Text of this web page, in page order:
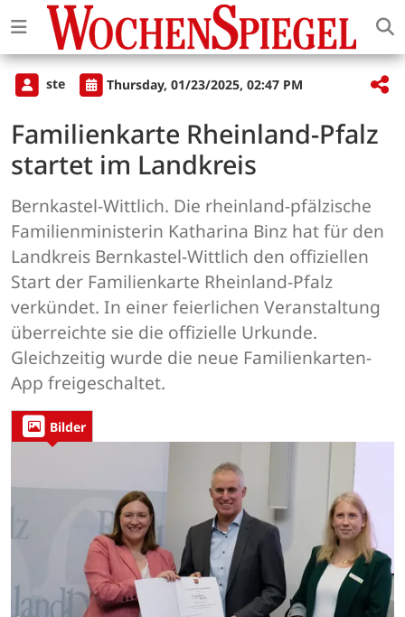
ste Thursday, 01/23/2025, 02:47 PM
Familienkarte Rheinland-Pfalz
startet im Landkreis
Bernkastel-Wittlich. Die rheinland-pfälzische
Familienministerin Katharina Binz hat für den
Landkreis Bernkastel-Wittlich den offiziellen
Start der Familienkarte Rheinland-Pfalz
verkündet. In einer feierlichen Veranstaltung
überreichte sie die offizielle Urkunde.
Gleichzeitig wurde die neue Familienkarten-
App freigeschaltet.
Bilder